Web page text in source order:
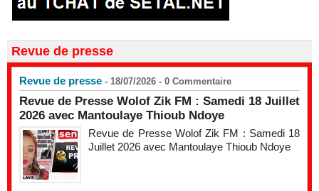
Revue de presse
Revue de presse - 18/07/2026 - 0 Commentaire
Revue de Presse Wolof Zik FM : Samedi 18 Juillet
2026 avec Mantoulaye Thioub Ndoye
Revue de Presse Wolof Zik FM : Samedi 18
Juillet 2026 avec Mantoulaye Thioub Ndoye